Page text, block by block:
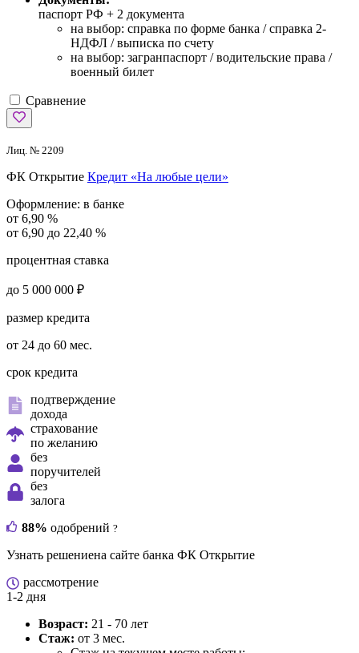
паспорт РФ + 2 документа
на выбор: справка по форме банка / справка 2-
НДФЛ / выписка по счету
на выбор: загранпаспорт / водительские права /
военный билет
Сравнение
Лиц. № 2209
ФК Открытие Кредит «На любые цели»
Оформление: в банке
от 6,90 %
от 6,90 до 22,40 %
процентная ставка
до 5 000 000 ₽
размер кредита
от 24 до 60 мес.
срок кредита
подтверждение
дохода
страхование
по желанию
без
поручителей
без
залога
88% одобрений ?
Узнать решениена сайте банка ФК Открытие
рассмотрение
1-2 дня
Возраст: 21 - 70 лет
Стаж: от 3 мес.